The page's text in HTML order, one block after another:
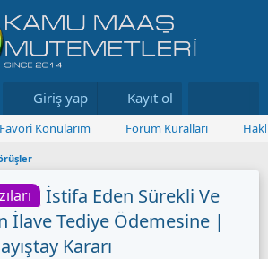
Neler yeni Kaynaklar
Giriş yap Kayıt ol
Favori Konularım Forum Kuralları
İstifa Eden Sürekli Ve
İlave Tediye Ödemesine |
Kararı